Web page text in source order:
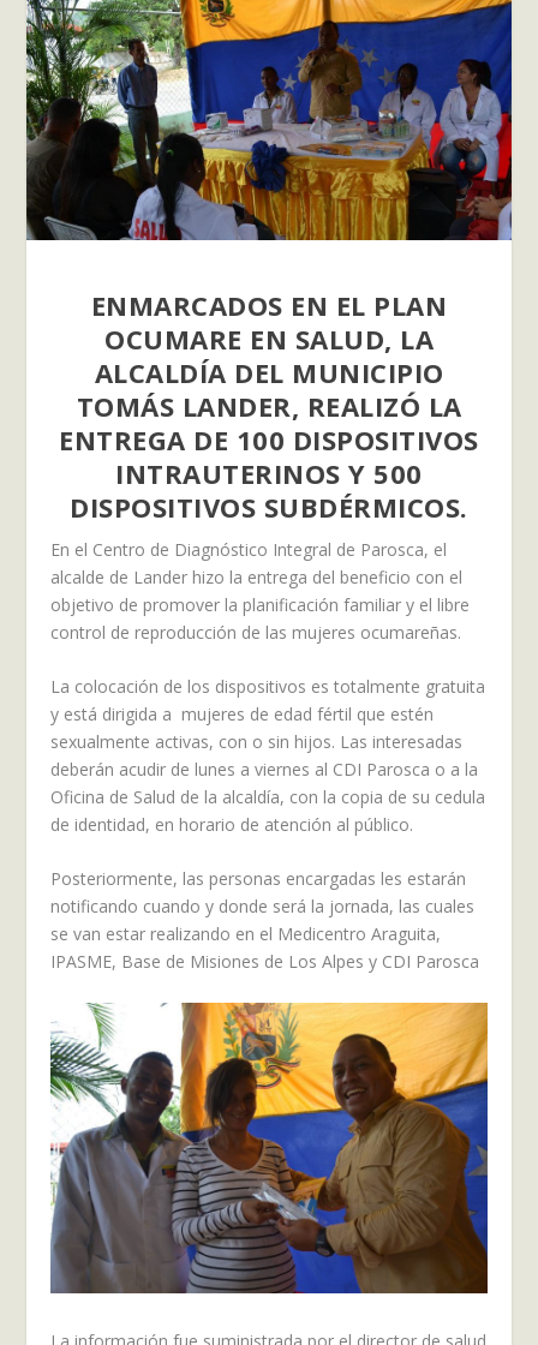
ENMARCADOS EN EL PLAN
OCUMARE EN SALUD, LA
ALCALDÍA DEL MUNICIPIO
TOMÁS LANDER, REALIZÓ LA
ENTREGA DE 100 DISPOSITIVOS
INTRAUTERINOS Y 500
DISPOSITIVOS SUBDÉRMICOS.
En el Centro de Diagnóstico Integral de Parosca, el
alcalde de Lander hizo la entrega del beneficio con el
objetivo de promover la planificación familiar y el libre
control de reproducción de las mujeres ocumareñas.
La colocación de los dispositivos es totalmente gratuita
y está dirigida a mujeres de edad fértil que estén
sexualmente activas, con o sin hijos. Las interesadas
deberán acudir de lunes a viernes al CDI Parosca o a la
Oficina de Salud de la alcaldía, con la copia de su cedula
de identidad, en horario de atención al público.
Posteriormente, las personas encargadas les estarán
notificando cuando y donde será la jornada, las cuales
se van estar realizando en el Medicentro Araguita,
IPASME, Base de Misiones de Los Alpes y CDI Parosca